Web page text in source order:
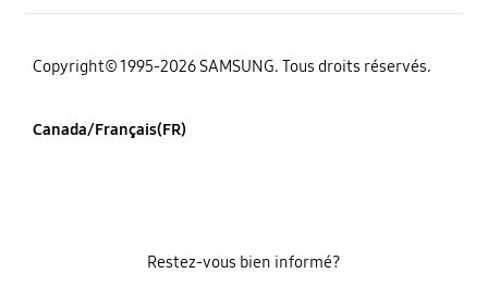
Copyright© 1995-2026 SAMSUNG. Tous droits réservés.
Canada/Français(FR)
Restez-vous bien informé?